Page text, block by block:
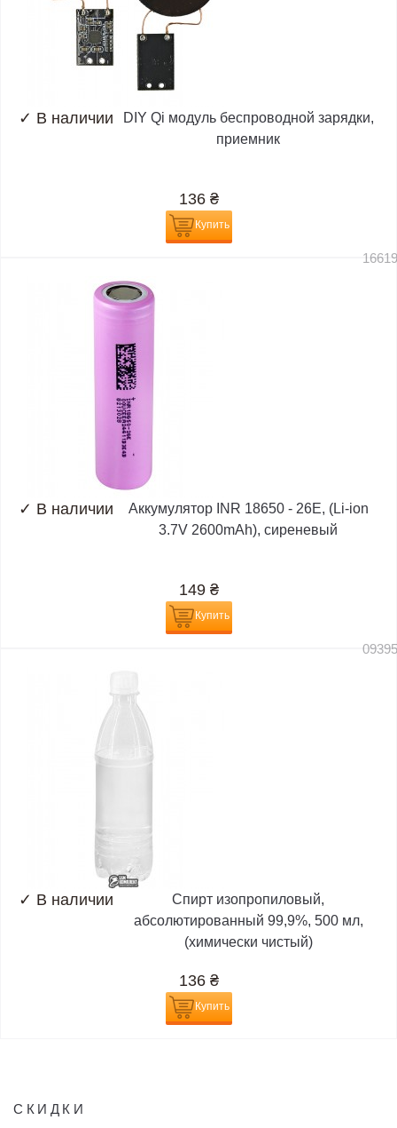
✓ В наличии
DIY Qi модуль беспроводной зарядки,
приемник
136 ₴
Купить
✓ В наличии
Аккумулятор INR 18650 - 26E, (Li-ion
3.7V 2600mAh), сиреневый
149 ₴
Купить
✓ В наличии
Спирт изопропиловый,
абсолютированный 99,9%, 500 мл,
(химически чистый)
136 ₴
Купить
СКИДКИ